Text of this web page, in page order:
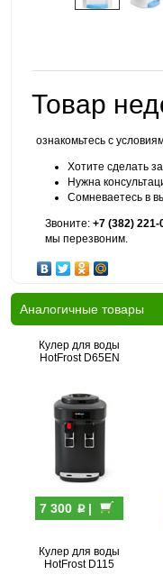
Товар
ознакомьтесь с
Хотите сделать
Нужна
Сомневаетесь в
Звоните: +7 (382) 221-
мы перезвоним.
Аналогичные товары
Кулер для воды
HotFrost D65EN
7 300 p|
Кулер для воды
HotFrost D115